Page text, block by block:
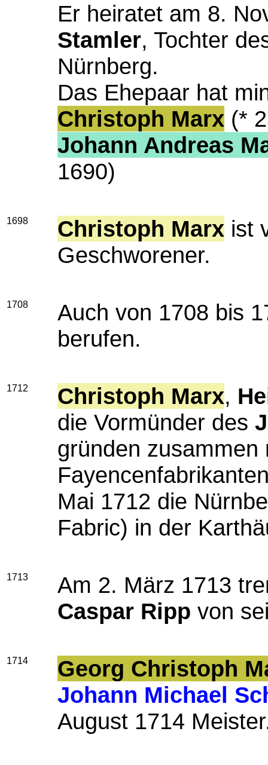
Er heiratet am 8.
Stamler, Tochter
Nürnberg.
Das Ehepaar hat
Christoph Marx (*
Johann Andreas
1690)
1698 Christoph Marx ist
Geschworener.
1708
Auch von 1708 bis
berufen.
1712 Christoph Marx,
die Vormünder des
gründen zusammen
Mai 1712 die
Fabric) in der
1713
Am 2. März 1713
Caspar Ripp von
1714
Georg Christoph
Johann Michael
August 1714